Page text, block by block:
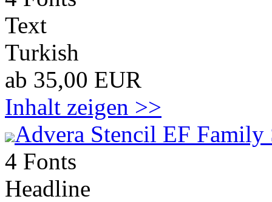
Text
Turkish
ab 35,00 EUR
Inhalt zeigen >>
Advera Stencil EF Family
4 Fonts
Headline